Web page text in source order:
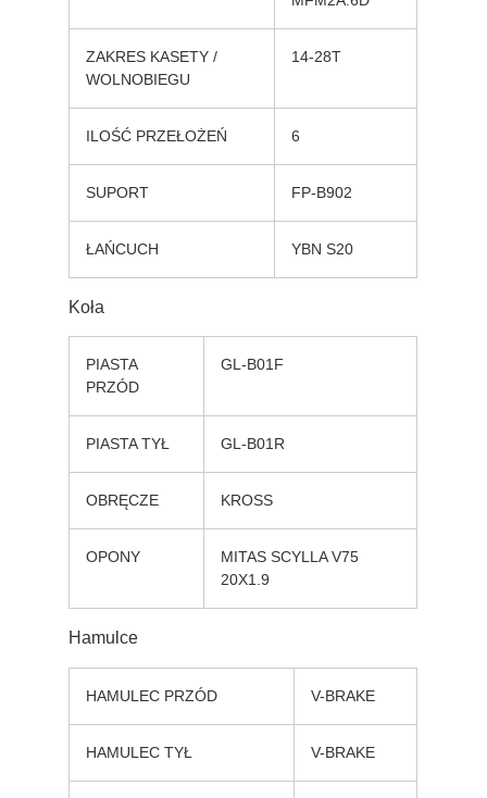
ZAKRES KASETY /
WOLNOBIEGU
14-28T
ILOŚĆ PRZEŁOŻEŃ 6
SUPORT FP-B902
ŁAŃCUCH YBN S20
Koła
PIASTA
PRZÓD
GL-B01F
PIASTA TYŁ GL-B01R
OBRĘCZE KROSS
OPONY
MITAS SCYLLA V75
20X1.9
Hamulce
HAMULEC PRZÓD V-BRAKE
HAMULEC TYŁ V-BRAKE